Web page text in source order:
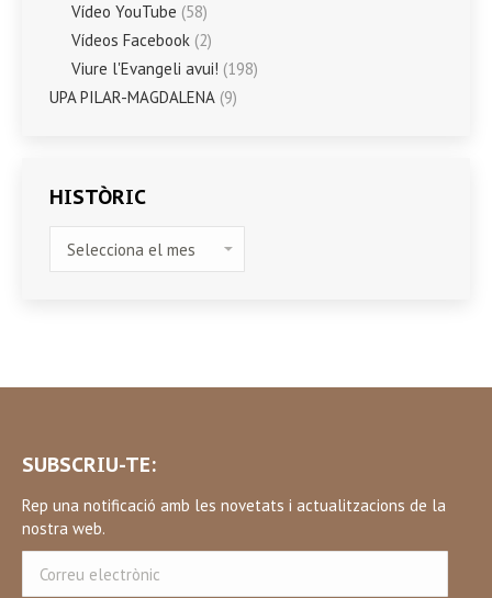
Vídeo YouTube (58)
Vídeos Facebook (2)
Viure l'Evangeli avui! (198)
UPA PILAR-MAGDALENA (9)
HISTÒRIC
SUBSCRIU-TE:
Rep una notificació amb les novetats i actualitzacions de la
nostra web.
electrònic